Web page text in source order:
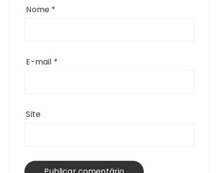
Nome *
E-mail *
Site